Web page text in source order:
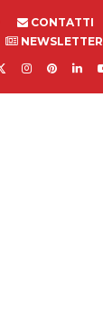
CONTATTI
NEWSLETTER